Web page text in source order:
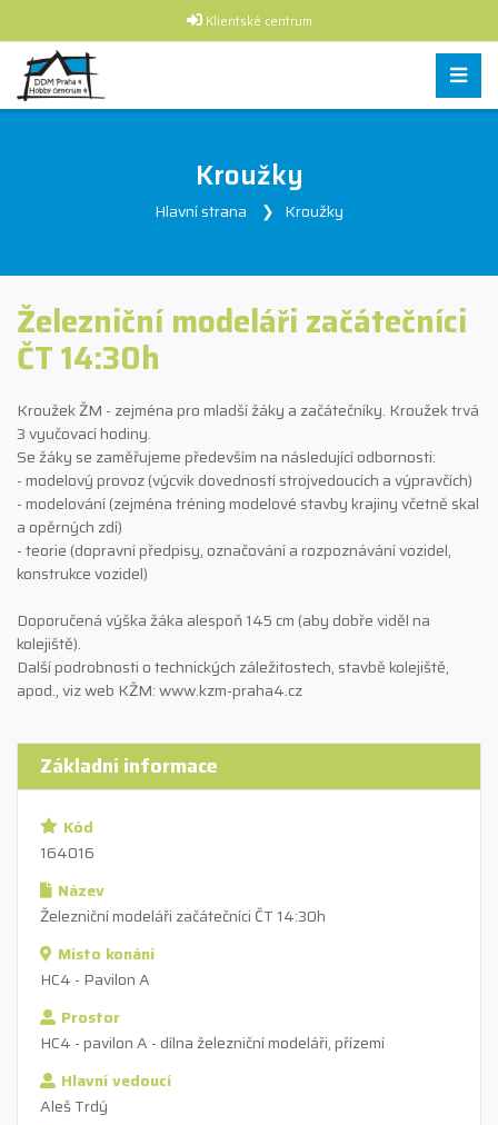
Klientské centrum
Kroužky
Hlavní strana Kroužky
Železniční modeláři začátečníci
ČT 14:30h
Kroužek ŽM - zejména pro mladší žáky a začátečníky. Kroužek trvá
3 vyučovací hodiny.
Se žáky se zaměřujeme především na následující odbornosti:
- modelový provoz (výcvik dovedností strojvedoucích a výpravčích)
- modelování (zejména tréning modelové stavby krajiny včetně skal
a opěrných zdí)
- teorie (dopravní předpisy, označování a rozpoznávání vozidel,
konstrukce vozidel)
Doporučená výška žáka alespoň 145 cm (aby dobře viděl na
kolejiště).
Další podrobnosti o technických záležitostech, stavbě kolejiště,
apod., viz web KŽM: www.kzm-praha4.cz
Základní informace
Kód
164016
Název
Železniční modeláři začátečníci ČT 14:30h
Místo konání
HC4 - Pavilon A
Prostor
HC4 - pavilon A - dílna železniční modeláři, přízemí
Hlavní vedoucí
Aleš Trdý